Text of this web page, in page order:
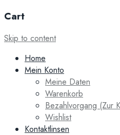
Cart
Skip to content
Home
Mein Konto
Meine Daten
Warenkorb
Bezahlvorgang (Zur
Wishlist
Kontaktlinsen